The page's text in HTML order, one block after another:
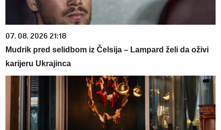
07. 08. 2026 21:18
Mudrik pred selidbom iz Čelsija – Lampard želi da oživi
karijeru Ukrajinca